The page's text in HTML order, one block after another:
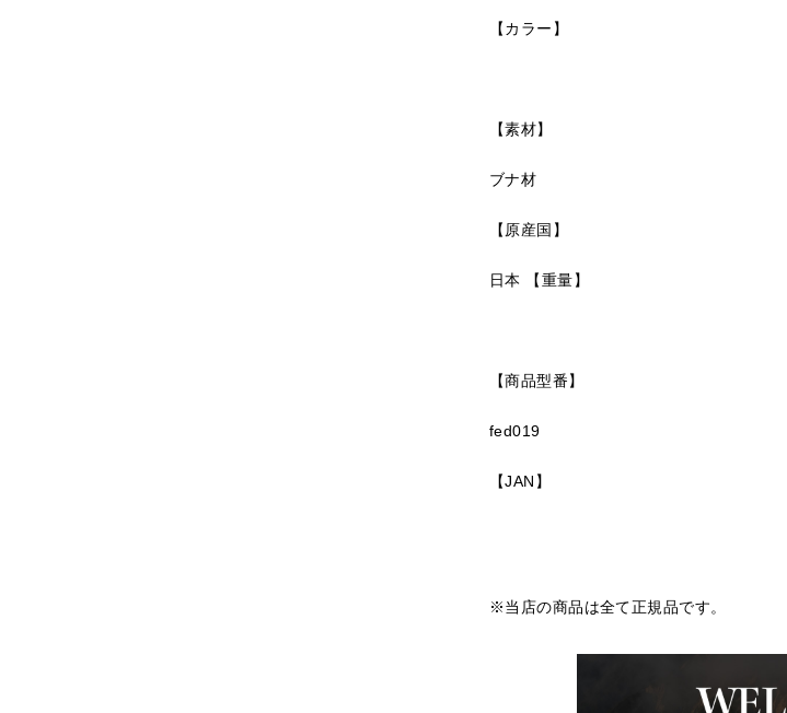
【カラー】
【素材】
ブナ材
【原産国】
日本 【重量】
【商品型番】
fed019
【JAN】
※当店の商品は全て正規品です。